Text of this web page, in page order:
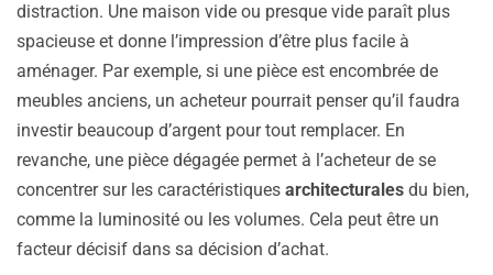
distraction. Une maison vide ou presque vide paraît plus
spacieuse et donne l’impression d’être plus facile à
aménager. Par exemple, si une pièce est encombrée de
meubles anciens, un acheteur pourrait penser qu’il faudra
investir beaucoup d’argent pour tout remplacer. En
revanche, une pièce dégagée permet à l’acheteur de se
concentrer sur les caractéristiques architecturales du bien,
comme la luminosité ou les volumes. Cela peut être un
facteur décisif dans sa décision d’achat.